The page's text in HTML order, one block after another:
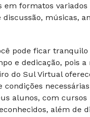
em formatos variados
discussão, músicas,
pode ficar tranquilo
e dedicação, pois a
do Sul Virtual
alunos, com cursos
além de